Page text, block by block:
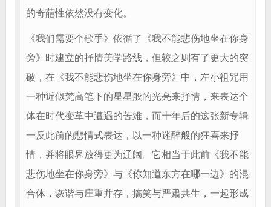
的奇葩性依然没有变化。
《我们需要个歌手》依循了《我不能悲伤地坐在你身
旁》时建立的抒情美学路线，但较之则有了更大的突
破，在《我不能悲伤地坐在你身旁》中，左小祖咒用
一种近似梵高笔下的星星般的光亮来抒情，来表达个
体在时代变革中遭遇的苦难，而十年后的这张新专辑
一反此前的悲情式表达，以一种迷醉般的狂喜来抒
情，并将眼界放得更为辽阔。它相当于此前《我不能
悲伤地坐在你身旁》与《你知道东方在哪一边》的混
合体，诙谐与庄重并存，搞笑与严肃共生，一起形成